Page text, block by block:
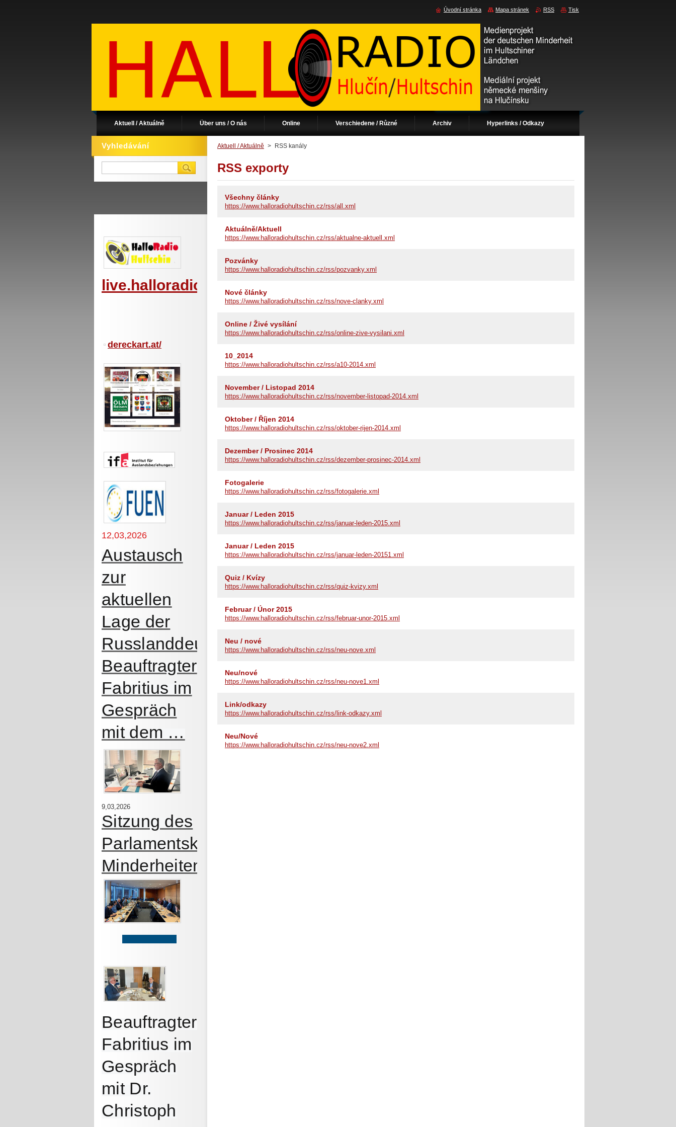
Aktuell / Aktuálně Über uns / O nás Online Verschiedene / Různé Archiv Hyperlinks / Odkazy
Aktuell / Aktuálně > RSS kanály
RSS exporty
Všechny články
https://www.halloradiohultschin.cz/rss/all.xml
Aktuálně/Aktuell
https://www.halloradiohultschin.cz/rss/aktualne-aktuell.xml
Pozvánky
https://www.halloradiohultschin.cz/rss/pozvanky.xml
Nové články
https://www.halloradiohultschin.cz/rss/nove-clanky.xml
Online / Živé vysílání
https://www.halloradiohultschin.cz/rss/online-zive-vysilani.xml
10_2014
https://www.halloradiohultschin.cz/rss/a10-2014.xml
November / Listopad 2014
https://www.halloradiohultschin.cz/rss/november-listopad-2014.xml
Oktober / Říjen 2014
https://www.halloradiohultschin.cz/rss/oktober-rijen-2014.xml
Dezember / Prosinec 2014
https://www.halloradiohultschin.cz/rss/dezember-prosinec-2014.xml
Fotogalerie
https://www.halloradiohultschin.cz/rss/fotogalerie.xml
Januar / Leden 2015
https://www.halloradiohultschin.cz/rss/januar-leden-2015.xml
Januar / Leden 2015
https://www.halloradiohultschin.cz/rss/januar-leden-20151.xml
Quiz / Kvízy
https://www.halloradiohultschin.cz/rss/quiz-kvizy.xml
Februar / Únor 2015
https://www.halloradiohultschin.cz/rss/februar-unor-2015.xml
Neu / nové
https://www.halloradiohultschin.cz/rss/neu-nove.xml
Neu/nové
https://www.halloradiohultschin.cz/rss/neu-nove1.xml
Link/odkazy
https://www.halloradiohultschin.cz/rss/link-odkazy.xml
Neu/Nové
https://www.halloradiohultschin.cz/rss/neu-nove2.xml
Vyhledávání
live.halloradiohultschin.cz
dereckart.at/
12,03,2026
Austausch
zur
aktuellen
Lage der
Russlanddeutschen:
Beauftragter
Fabritius im
Gespräch
mit dem …
9,03,2026
Sitzung des
Parlamentskreises
Minderheiten
Beauftragter
Fabritius im
Gespräch
mit Dr.
Christoph
Úvodní stránka Mapa stránek RSS Tisk